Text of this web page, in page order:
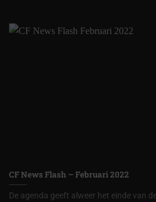
CF News Flash – Februari 2022
De agenda geeft alweer het einde van